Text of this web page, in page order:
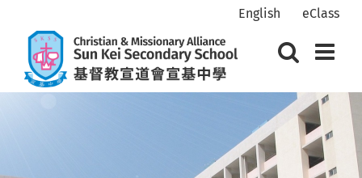
content
English eClass